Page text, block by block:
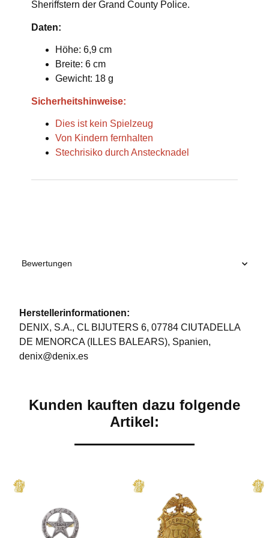
Sheriffstern der Grand County Police.
Daten:
Höhe: 6,9 cm
Breite: 6 cm
Gewicht: 18 g
Sicherheitshinweise:
Dies ist kein Spielzeug
Von Kindern fernhalten
Stechrisiko durch Anstecknadel
Bewertungen
Herstellerinformationen:
DENIX, S.A., CL BIJUTERS 6, 07784 CIUTADELLA
DE MENORCA (ILLES BALEARS), Spanien,
denix@denix.es
Kunden kauften dazu folgende
Artikel: